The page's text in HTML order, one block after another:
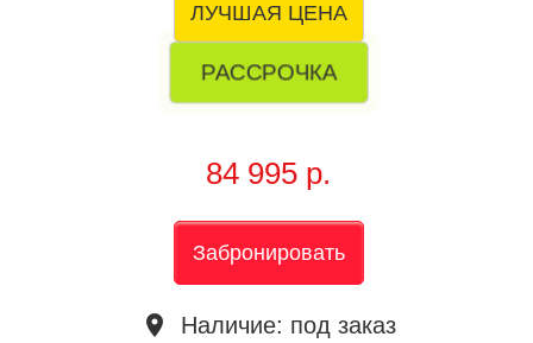
ЛУЧШАЯ ЦЕНА
РАССРОЧКА
84 995 р.
Забронировать
place Наличие: под заказ